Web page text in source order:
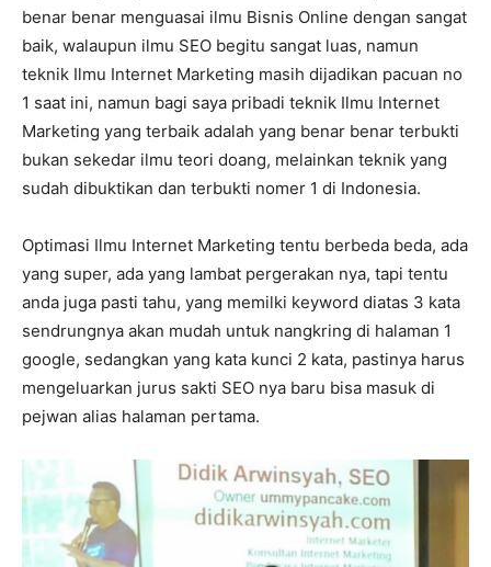
benar benar menguasai ilmu Bisnis Online dengan sangat
baik, walaupun ilmu SEO begitu sangat luas, namun
teknik Ilmu Internet Marketing masih dijadikan pacuan no
1 saat ini, namun bagi saya pribadi teknik Ilmu Internet
Marketing yang terbaik adalah yang benar benar terbukti
bukan sekedar ilmu teori doang, melainkan teknik yang
sudah dibuktikan dan terbukti nomer 1 di Indonesia.
Optimasi Ilmu Internet Marketing tentu berbeda beda, ada
yang super, ada yang lambat pergerakan nya, tapi tentu
anda juga pasti tahu, yang memilki keyword diatas 3 kata
sendrungnya akan mudah untuk nangkring di halaman 1
google, sedangkan yang kata kunci 2 kata, pastinya harus
mengeluarkan jurus sakti SEO nya baru bisa masuk di
pejwan alias halaman pertama.